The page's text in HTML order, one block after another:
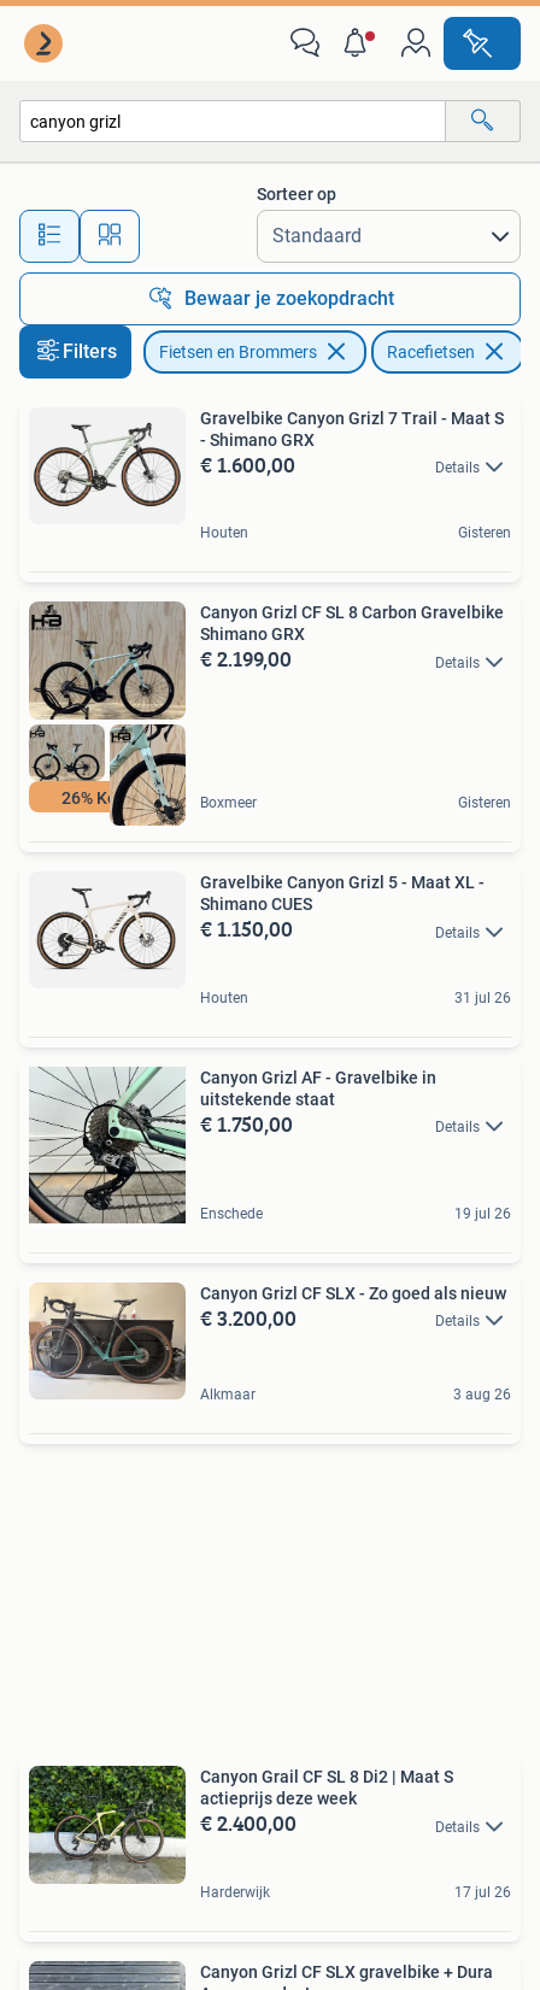
Alle afstanden…
Sorteer op
Bewaar je zoekopdracht
Filters Fietsen en Brommers Racefietsen
Gravelbike Canyon Grizl 7 Trail - Maat S
- Shimano GRX
€ 1.600,00 Details
Houten Gisteren
26% Korting
Canyon Grizl CF SL 8 Carbon Gravelbike
Shimano GRX
€ 2.199,00 Details
Boxmeer Gisteren
Gravelbike Canyon Grizl 5 - Maat XL -
Shimano CUES
€ 1.150,00 Details
Houten 31 jul 26
Canyon Grizl AF - Gravelbike in
uitstekende staat
€ 1.750,00 Details
Enschede 19 jul 26
Canyon Grizl CF SLX - Zo goed als nieuw
€ 3.200,00 Details
Alkmaar 3 aug 26
Canyon Grail CF SL 8 Di2 | Maat S
actieprijs deze week
€ 2.400,00 Details
Harderwijk 17 jul 26
Canyon Grizl CF SLX gravelbike + Dura